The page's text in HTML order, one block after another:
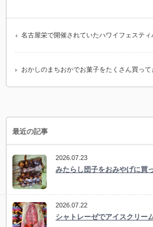
名古屋栄で開催されていたハワイフェスティ
おかしのまちおかでお菓子をたくさん買って
最近の記事
2026.07.23
みたらし団子をおみやげに買
2026.07.22
シャトレーゼでアイスクリー